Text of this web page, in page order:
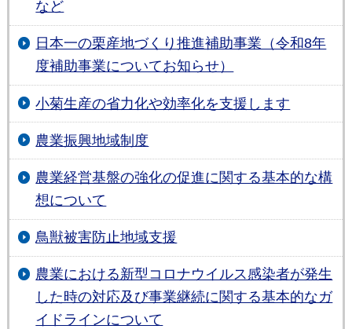
など
日本一の栗産地づくり推進補助事業（令和8年
度補助事業についてお知らせ）
小菊生産の省力化や効率化を支援します
農業振興地域制度
農業経営基盤の強化の促進に関する基本的な構
想について
鳥獣被害防止地域支援
農業における新型コロナウイルス感染者が発生
した時の対応及び事業継続に関する基本的なガ
イドラインについて